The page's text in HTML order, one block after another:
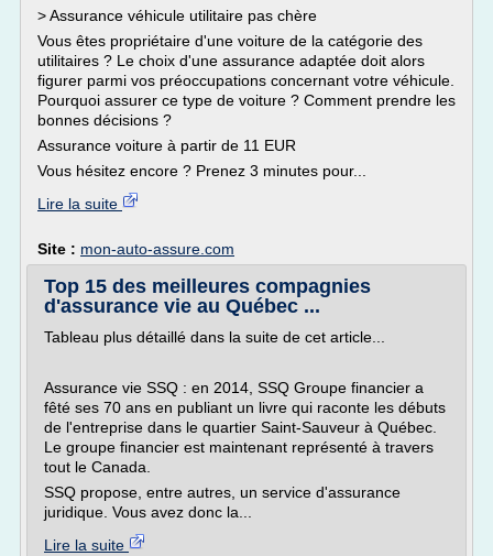
> Assurance véhicule utilitaire pas chère
Vous êtes propriétaire d'une voiture de la catégorie des
utilitaires ? Le choix d'une assurance adaptée doit alors
figurer parmi vos préoccupations concernant votre véhicule.
Pourquoi assurer ce type de voiture ? Comment prendre les
bonnes décisions ?
Assurance voiture à partir de 11 EUR
Vous hésitez encore ? Prenez 3 minutes pour...
Lire la suite
Site : mon-auto-assure.com
Top 15 des meilleures compagnies
d'assurance vie au Québec ...
Tableau plus détaillé dans la suite de cet article...
Assurance vie SSQ : en 2014, SSQ Groupe financier a
fêté ses 70 ans en publiant un livre qui raconte les débuts
de l'entreprise dans le quartier Saint-Sauveur à Québec.
Le groupe financier est maintenant représenté à travers
tout le Canada.
SSQ propose, entre autres, un service d'assurance
juridique. Vous avez donc la...
Lire la suite